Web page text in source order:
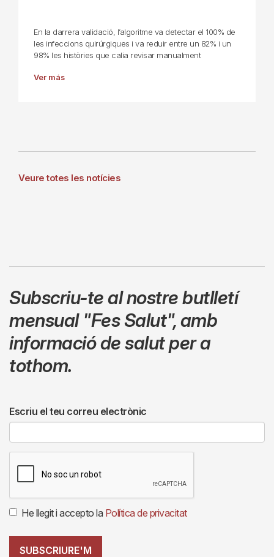
En la darrera validació, l’algoritme va detectar el 100% de
les infeccions quirúrgiques i va reduir entre un 82% i un
98% les històries que calia revisar manualment
Ver más
Veure totes les notícies
Subscriu-te al nostre butlletí
mensual "Fes Salut",amb
informació de salut per a
tothom.
Escriu el teu correu electrònic
He llegit i accepto la Política de privacitat
SUBSCRIURE'M